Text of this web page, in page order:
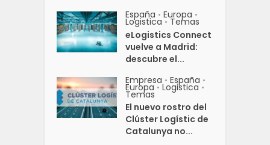
España • Europa •
Logistica • Temas
eLogistics Connect
vuelve a Madrid:
descubre el...
Empresa • España •
Europa • Logistica •
Temas
El nuevo rostro del
Clúster Logístic de
Catalunya no...